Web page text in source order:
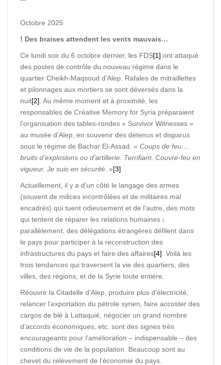
Octobre 2025
! Des braises attendent les vents mauvais…
Ce lundi soir du 6 octobre dernier, les FDS[1] ont attaqué
des postes de contrôle du nouveau régime dans le
quartier Cheikh-Maqsoud d’Alep. Rafales de mitraillettes
et pilonnages aux mortiers se sont déversés dans la
nuit[2] . Au même moment et à proximité, les
responsables de Créative Memory for Syria préparaient
l’organisation des tables-rondes « Survivor Witnesses »
au musée d’Alep, en souvenir des détenus et disparus
sous le régime de Bachar El-Assad. « Coups de feu…
bruits d’explosions ou d’artillerie. Terrifiant. Couvre-feu en
vigueur. Je suis en sécurité . »[3]
Actuellement, il y a d’un côté le langage des armes
(souvent de milices incontrôlées et de militaires mal
encadrés) qui tuent odieusement et de l’autre, des mots
qui tentent de réparer les relations humaines ;
parallèlement, des délégations étrangères défilent dans
le pays pour participer à la reconstruction des
infrastructures du pays et faire des affaires[4] . Voilà les
trois tendances qui traversent la vie des quartiers, des
villes, des régions, et de la Syrie toute entière.
Réouvrir la Citadelle d’Alep, produire plus d’électricité,
relancer l’exportation du pétrole syrien, faire accoster des
cargos de blé à Lattaquié, négocier un grand nombre
d’accords économiques, etc. sont des signes très
encourageants pour l’amélioration – indispensable – des
conditions de vie de la population. Beaucoup sont au
chevet du relèvement de l’économie du pays.